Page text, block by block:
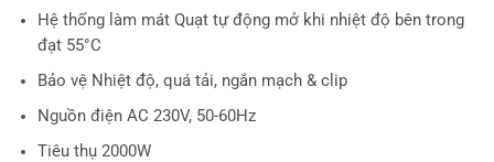
Hệ thống làm mát Quạt tự động mở khi nhiệt độ bên trong
đạt 55°C
Bảo vệ Nhiệt độ, quá tải, ngắn mạch & clip
Nguồn điện AC 230V, 50-60Hz
Tiêu thụ 2000W